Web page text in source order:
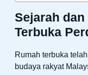
Sejarah
Terbuka
Rumah terbuka
budaya rakyat